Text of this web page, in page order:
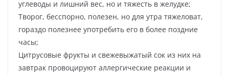
углеводы и лишний вес, но и тяжесть в желудке;
Творог, бесспорно, полезен, но для утра тяжеловат,
гораздо полезнее употребить его в более поздние
часы;
Цитрусовые фрукты и свежевыжатый сок из них на
завтрак провоцируют аллергические реакции и